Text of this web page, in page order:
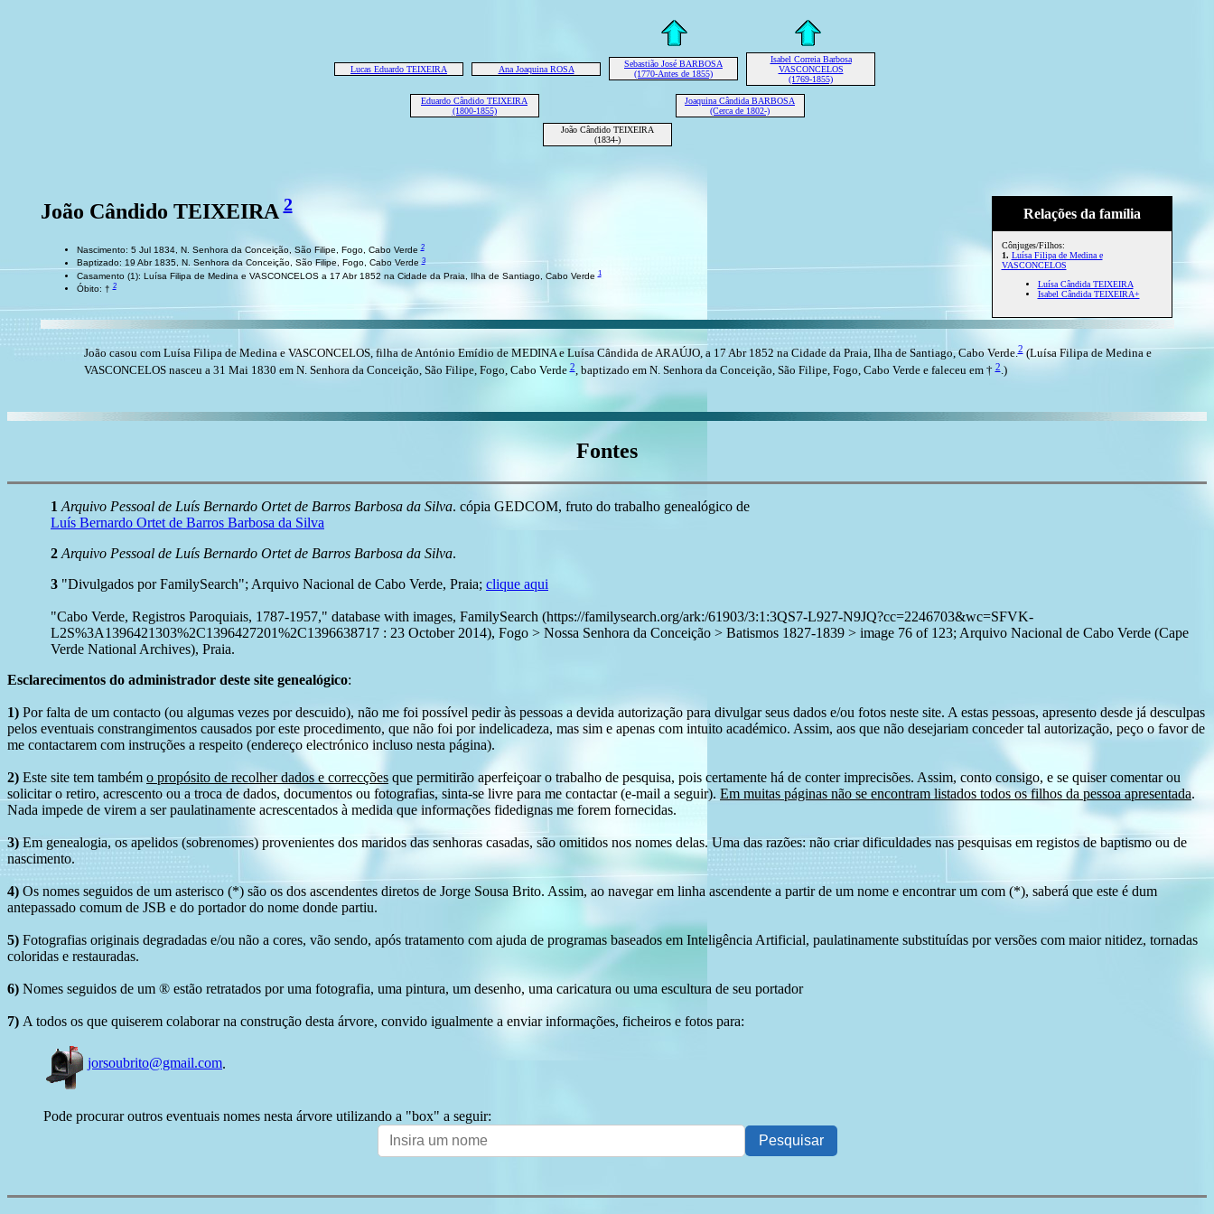
Lucas Eduardo TEIXEIRA Ana Joaquina ROSA
Sebastião José BARBOSA
(1770-Antes de 1855)
Isabel Correia Barbosa
VASCONCELOS
(1769-1855)
Eduardo Cândido TEIXEIRA
(1800-1855)
Joaquina Cândida BARBOSA
(Cerca de 1802-)
João Cândido TEIXEIRA
(1834-)
Relações da família
Cônjuges/Filhos:
1. Luísa Filipa de Medina e
VASCONCELOS
Luísa Cândida TEIXEIRA
Isabel Cândida TEIXEIRA+
João Cândido TEIXEIRA2
Nascimento: 5 Jul 1834, N. Senhora da Conceição, São Filipe, Fogo, Cabo Verde2
Baptizado: 19 Abr 1835, N. Senhora da Conceição, São Filipe, Fogo, Cabo Verde3
Casamento (1): Luísa Filipa de Medina e VASCONCELOS a 17 Abr 1852 na Cidade da Praia, Ilha de Santiago, Cabo Verde1
Óbito: †2
João casou com Luísa Filipa de Medina e VASCONCELOS, filha de António Emídio de MEDINA e Luísa Cândida de ARAÚJO, a 17 Abr 1852 na Cidade da Praia, Ilha de Santiago, Cabo Verde.2(Luísa Filipa de Medina e
VASCONCELOS nasceu a 31 Mai 1830 em N. Senhora da Conceição, São Filipe, Fogo, Cabo Verde2, baptizado em N. Senhora da Conceição, São Filipe, Fogo, Cabo Verde e faleceu em †2.)
Fontes
1 Arquivo Pessoal de Luís Bernardo Ortet de Barros Barbosa da Silva. cópia GEDCOM, fruto do trabalho genealógico de
Luís Bernardo Ortet de Barros Barbosa da Silva
2 Arquivo Pessoal de Luís Bernardo Ortet de Barros Barbosa da Silva.
3 "Divulgados por FamilySearch"; Arquivo Nacional de Cabo Verde, Praia; clique aqui
"Cabo Verde, Registros Paroquiais, 1787-1957," database with images, FamilySearch (https://familysearch.org/ark:/61903/3:1:3QS7-L927-N9JQ?cc=2246703&wc=SFVK-
L2S%3A1396421303%2C1396427201%2C1396638717 : 23 October 2014), Fogo > Nossa Senhora da Conceição > Batismos 1827-1839 > image 76 of 123; Arquivo Nacional de Cabo Verde (Cape
Verde National Archives), Praia.
Esclarecimentos do administrador deste site genealógico:
1) Por falta de um contacto (ou algumas vezes por descuido), não me foi possível pedir às pessoas a devida autorização para divulgar seus dados e/ou fotos neste site. A estas pessoas, apresento desde já desculpas
pelos eventuais constrangimentos causados por este procedimento, que não foi por indelicadeza, mas sim e apenas com intuito académico. Assim, aos que não desejariam conceder tal autorização, peço o favor de
me contactarem com instruções a respeito (endereço electrónico incluso nesta página).
2) Este site tem também o propósito de recolher dados e correcções que permitirão aperfeiçoar o trabalho de pesquisa, pois certamente há de conter imprecisões. Assim, conto consigo, e se quiser comentar ou
solicitar o retiro, acrescento ou a troca de dados, documentos ou fotografias, sinta-se livre para me contactar (e-mail a seguir). Em muitas páginas não se encontram listados todos os filhos da pessoa apresentada.
Nada impede de virem a ser paulatinamente acrescentados à medida que informações fidedignas me forem fornecidas.
3)Em genealogia, os apelidos (sobrenomes) provenientes dos maridos das senhoras casadas, são omitidos nos nomes delas. Uma das razões: não criar dificuldades nas pesquisas em registos de baptismo ou de
nascimento.
4) Os nomes seguidos de um asterisco (*) são os dos ascendentes diretos de Jorge Sousa Brito. Assim, ao navegar em linha ascendente a partir de um nome e encontrar um com (*), saberá que este é dum
antepassado comum de JSB e do portador do nome donde partiu.
5) Fotografias originais degradadas e/ou não a cores, vão sendo, após tratamento com ajuda de programas baseados em Inteligência Artificial, paulatinamente substituídas por versões com maior nitidez, tornadas
coloridas e restauradas.
6) Nomes seguidos de um ® estão retratados por uma fotografia, uma pintura, um desenho, uma caricatura ou uma escultura de seu portador
7) A todos os que quiserem colaborar na construção desta árvore, convido igualmente a enviar informações, ficheiros e fotos para:
jorsoubrito@gmail.com
Pode procurar outros eventuais nomes nesta árvore utilizando a "box" a seguir: